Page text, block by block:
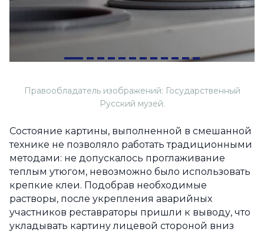
Правообладатель изображений: Государственный
Русский музей.
Состояние картины, выполненной в смешанной
технике не позволяло работать традиционными
методами: не допускалось проглаживание
теплым утюгом, невозможно было использовать
крепкие клеи. Подобрав необходимые
растворы, после укрепления аварийных
участников реставраторы пришли к выводу, что
укладывать картину лицевой стороной вниз